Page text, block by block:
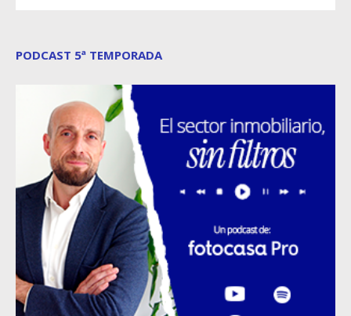
PODCAST 5ª TEMPORADA